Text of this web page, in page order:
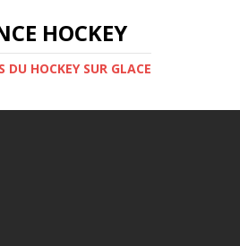
HOCKEY
DU HOCKEY SUR GLACE